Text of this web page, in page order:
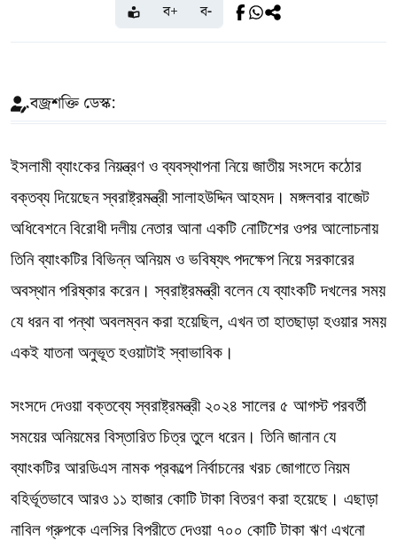
ব+ ব-
বজ্রশক্তি ডেস্ক:
ইসলামী ব্যাংকের নিয়ন্ত্রণ ও ব্যবস্থাপনা নিয়ে জাতীয় সংসদে কঠোর
বক্তব্য দিয়েছেন স্বরাষ্ট্রমন্ত্রী সালাহউদ্দিন আহমদ। মঙ্গলবার বাজেট
অধিবেশনে বিরোধী দলীয় নেতার আনা একটি নোটিশের ওপর আলোচনায়
তিনি ব্যাংকটির বিভিন্ন অনিয়ম ও ভবিষ্যৎ পদক্ষেপ নিয়ে সরকারের
অবস্থান পরিষ্কার করেন। স্বরাষ্ট্রমন্ত্রী বলেন যে ব্যাংকটি দখলের সময়
যে ধরন বা পন্থা অবলম্বন করা হয়েছিল, এখন তা হাতছাড়া হওয়ার সময়
একই যাতনা অনুভূত হওয়াটাই স্বাভাবিক।
সংসদে দেওয়া বক্তব্যে স্বরাষ্ট্রমন্ত্রী ২০২৪ সালের ৫ আগস্ট পরবর্তী
সময়ের অনিয়মের বিস্তারিত চিত্র তুলে ধরেন। তিনি জানান যে
ব্যাংকটির আরডিএস নামক প্রকল্পে নির্বাচনের খরচ জোগাতে নিয়ম
বহির্ভূতভাবে আরও ১১ হাজার কোটি টাকা বিতরণ করা হয়েছে। এছাড়া
নাবিল গ্রুপকে এলসির বিপরীতে দেওয়া ৭০০ কোটি টাকা ঋণ এখনো